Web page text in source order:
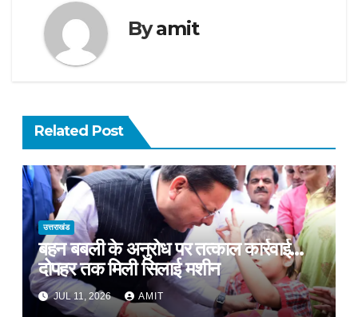
Byamit
Related Post
उत्तराखंड
बहन बबली के अनुरोध पर तत्काल कार्रवाई…
दोपहर तक मिली सिलाई मशीन
JUL 11, 2026 AMIT